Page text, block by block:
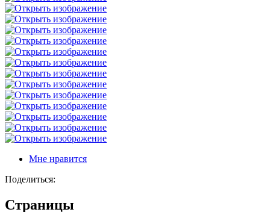
Мне нравится
Поделиться:
Страницы